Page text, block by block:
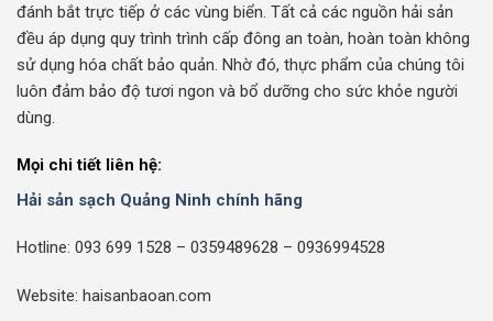
đánh bắt trực tiếp ở các vùng biển. Tất cả các nguồn hải sản
đều áp dụng quy trình trình cấp đông an toàn, hoàn toàn không
sử dụng hóa chất bảo quản. Nhờ đó, thực phẩm của chúng tôi
luôn đảm bảo độ tươi ngon và bổ dưỡng cho sức khỏe người
dùng.
Mọi chi tiết liên hệ:
Hải sản sạch Quảng Ninh chính hãng
Hotline: 093 699 1528 – 0359489628 – 0936994528
Website: haisanbaoan.com